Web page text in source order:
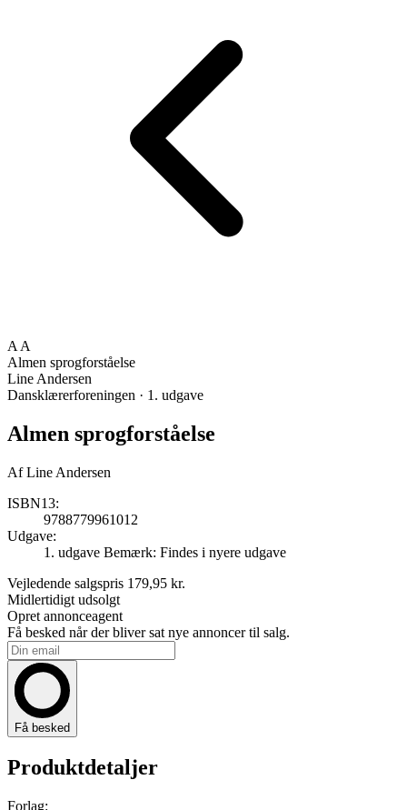
A A
Almen sprogforståelse
Line Andersen
Dansklærerforeningen · 1. udgave
Almen sprogforståelse
AfLine Andersen
ISBN13:
9788779961012
Udgave:
1. udgave Bemærk: Findes i nyere udgave
Vejledende salgspris 179,95 kr.
Midlertidigt udsolgt
Opret annonceagent
Få besked når der bliver sat nye annoncer til salg.
Få besked
Produktdetaljer
Forlag: